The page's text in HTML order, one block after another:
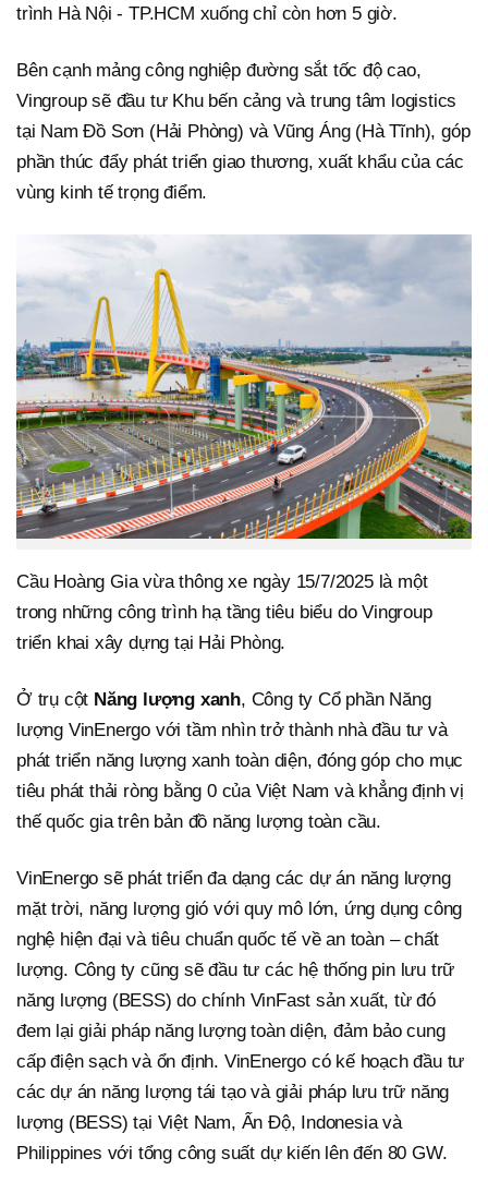
trình Hà Nội - TP.HCM xuống chỉ còn hơn 5 giờ.
Bên cạnh mảng công nghiệp đường sắt tốc độ cao,
Vingroup sẽ đầu tư Khu bến cảng và trung tâm logistics
tại Nam Đồ Sơn (Hải Phòng) và Vũng Áng (Hà Tĩnh), góp
phần thúc đẩy phát triển giao thương, xuất khẩu của các
vùng kinh tế trọng điểm.
Cầu Hoàng Gia vừa thông xe ngày 15/7/2025 là một
trong những công trình hạ tầng tiêu biểu do Vingroup
triển khai xây dựng tại Hải Phòng.
Ở trụ cột Năng lượng xanh, Công ty Cổ phần Năng
lượng VinEnergo với tầm nhìn trở thành nhà đầu tư và
phát triển năng lượng xanh toàn diện, đóng góp cho mục
tiêu phát thải ròng bằng 0 của Việt Nam và khẳng định vị
thế quốc gia trên bản đồ năng lượng toàn cầu.
VinEnergo sẽ phát triển đa dạng các dự án năng lượng
mặt trời, năng lượng gió với quy mô lớn, ứng dụng công
nghệ hiện đại và tiêu chuẩn quốc tế về an toàn – chất
lượng. Công ty cũng sẽ đầu tư các hệ thống pin lưu trữ
năng lượng (BESS) do chính VinFast sản xuất, từ đó
đem lại giải pháp năng lượng toàn diện, đảm bảo cung
cấp điện sạch và ổn định. VinEnergo có kế hoạch đầu tư
các dự án năng lượng tái tạo và giải pháp lưu trữ năng
lượng (BESS) tại Việt Nam, Ấn Độ, Indonesia và
Philippines với tổng công suất dự kiến lên đến 80 GW.